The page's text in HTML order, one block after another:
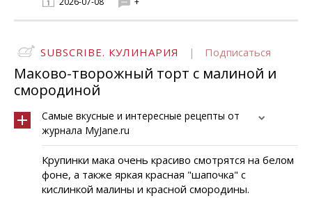
SUBSCRIBE. КУЛИНАРИЯ | Подписаться
Маково-творожный торт с малиной и
смородиной
Самые вкусные и интересные рецепты от
журнала MyJane.ru
Крупинки мака очень красиво смотрятся на белом
фоне, а также яркая красная "шапочка" с
кислинкой малины и красной смородины.